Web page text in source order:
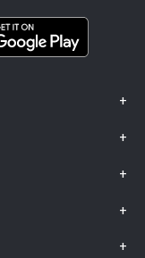
+
+
+
+
+